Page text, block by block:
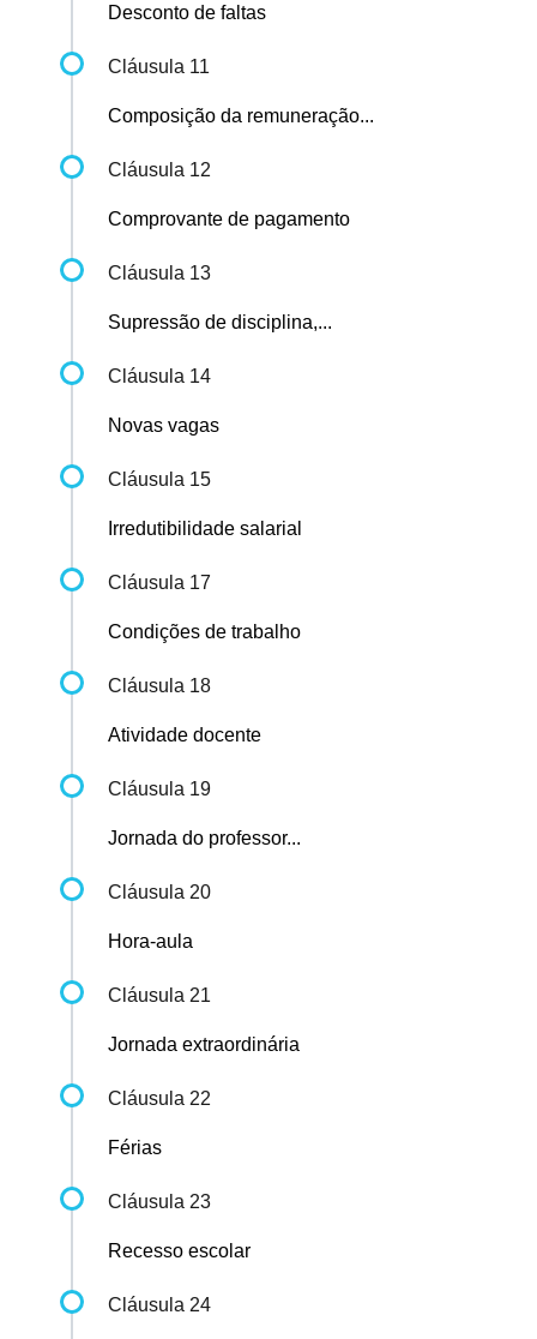
Desconto de faltas
Cláusula 11
Composição da remuneração...
Cláusula 12
Comprovante de pagamento
Cláusula 13
Supressão de disciplina,...
Cláusula 14
Novas vagas
Cláusula 15
Irredutibilidade salarial
Cláusula 17
Condições de trabalho
Cláusula 18
Atividade docente
Cláusula 19
Jornada do professor...
Cláusula 20
Hora-aula
Cláusula 21
Jornada extraordinária
Cláusula 22
Férias
Cláusula 23
Recesso escolar
Cláusula 24